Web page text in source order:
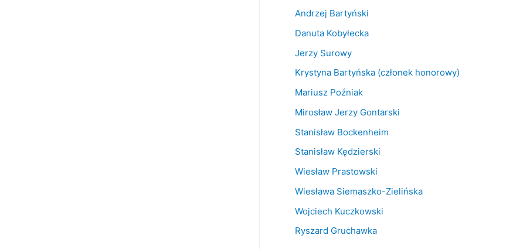
Andrzej Bartyński
Danuta Kobyłecka
Jerzy Surowy
Krystyna Bartyńska (członek honorowy)
Mariusz Poźniak
Mirosław Jerzy Gontarski
Stanisław Bockenheim
Stanisław Kędzierski
Wiesław Prastowski
Wiesława Siemaszko-Zielińska
Wojciech Kuczkowski
Ryszard Gruchawka